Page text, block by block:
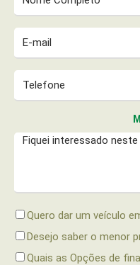
Quero dar um veículo
Desejo saber o menor
Quais as Opções de